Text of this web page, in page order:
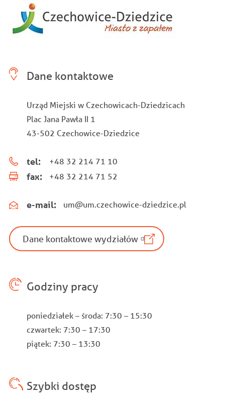
Dane kontaktowe
Urząd Miejski w Czechowicach-Dziedzicach
Plac Jana Pawła II 1
43-502 Czechowice-Dziedzice
tel: +48 32 214 71 10
fax: +48 32 214 71 52
e-mail: um@um.czechowice-dziedzice.pl
Dane kontaktowe wydziałów
Godziny pracy
poniedziałek – środa: 7:30 – 15:30
czwartek: 7:30 – 17:30
piątek: 7:30 – 13:30
Szybki dostęp